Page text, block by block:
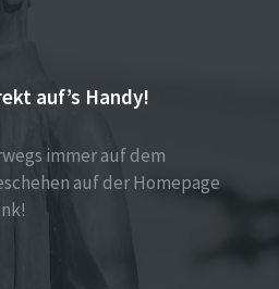
auf’s Handy!
immer auf dem
auf der Homepage